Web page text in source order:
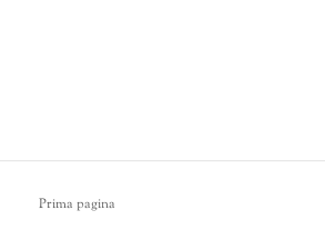
Prima pagina